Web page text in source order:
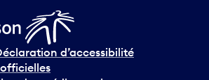
d’accessibilité